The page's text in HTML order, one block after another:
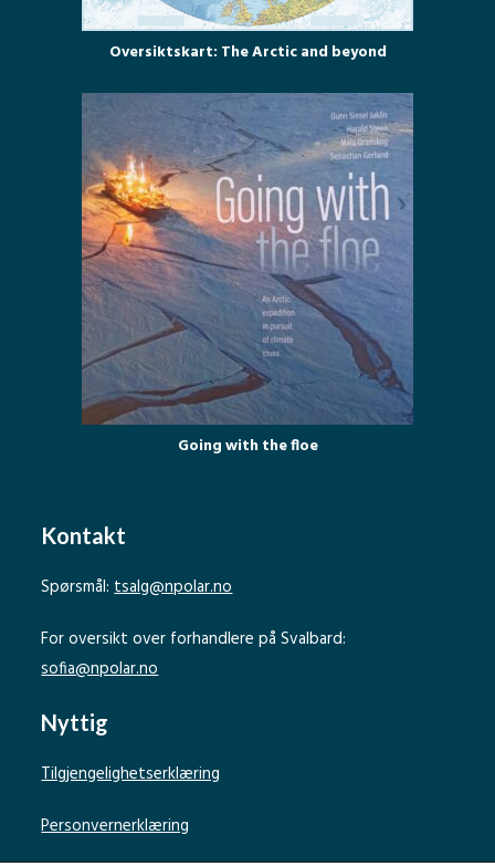
Oversiktskart: The Arctic and beyond
Going with the floe
Kontakt
Spørsmål:tsalg@npolar.no
For oversikt over forhandlere på Svalbard:
sofia@npolar.no
Nyttig
Tilgjengelighetserklæring
Personvernerklæring